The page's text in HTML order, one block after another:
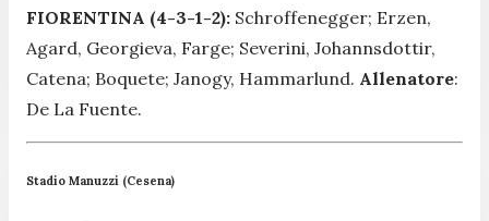
FIORENTINA (4-3-1-2): Schroffenegger; Erzen,
Agard, Georgieva, Farge; Severini, Johannsdottir,
Catena; Boquete; Janogy, Hammarlund. Allenatore:
De La Fuente.
Stadio Manuzzi (Cesena)